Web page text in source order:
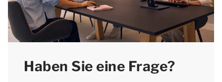
Haben Sie eine Frage?